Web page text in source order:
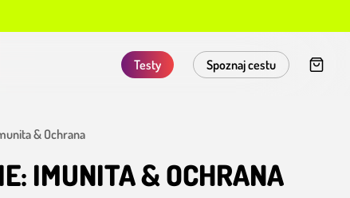
Testy Spoznaj cestu
& Ochrana
IMUNITA & OCHRANA